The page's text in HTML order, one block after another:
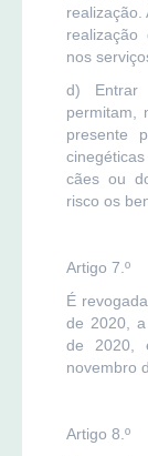
realização.
nos
d) Entrar
permitam,
presente
cães ou
risco os
Artigo 7.º
É
de 2020,
de 2020,
novembro
Artigo 8.º